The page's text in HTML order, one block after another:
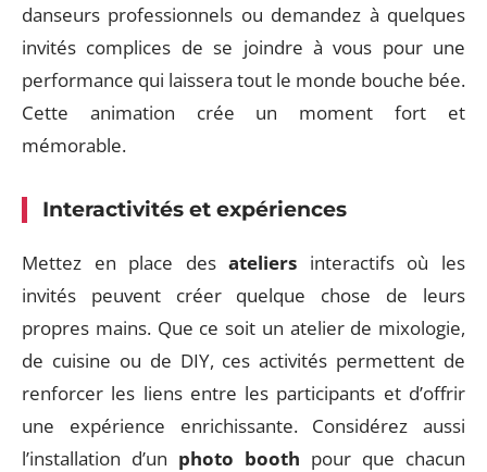
danseurs professionnels ou demandez à quelques
invités complices de se joindre à vous pour une
performance qui laissera tout le monde bouche bée.
Cette animation crée un moment fort et
mémorable.
Interactivités et expériences
Mettez en place desateliers interactifs où les
invités peuvent créer quelque chose de leurs
propres mains. Que ce soit un atelier de mixologie,
de cuisine ou de DIY, ces activités permettent de
renforcer les liens entre les participants et d’offrir
une expérience enrichissante. Considérez aussi
l’installation d’un photo booth pour que chacun